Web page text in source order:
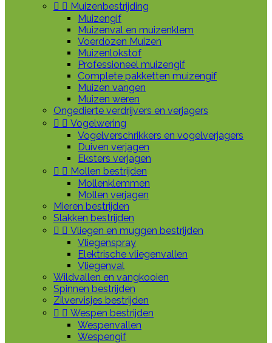
  Muizenbestrijding
Muizengif
Muizenval en muizenklem
Voerdozen Muizen
Muizenlokstof
Professioneel muizengif
Complete pakketten muizengif
Muizen vangen
Muizen weren
Ongedierte verdrijvers en verjagers
  Vogelwering
Vogelverschrikkers en vogelverjagers
Duiven verjagen
Eksters verjagen
  Mollen bestrijden
Mollenklemmen
Mollen verjagen
Mieren bestrijden
Slakken bestrijden
  Vliegen en muggen bestrijden
Vliegenspray
Elektrische vliegenvallen
Vliegenval
Wildvallen en vangkooien
Spinnen bestrijden
Zilvervisjes bestrijden
  Wespen bestrijden
Wespenvallen
Wespengif